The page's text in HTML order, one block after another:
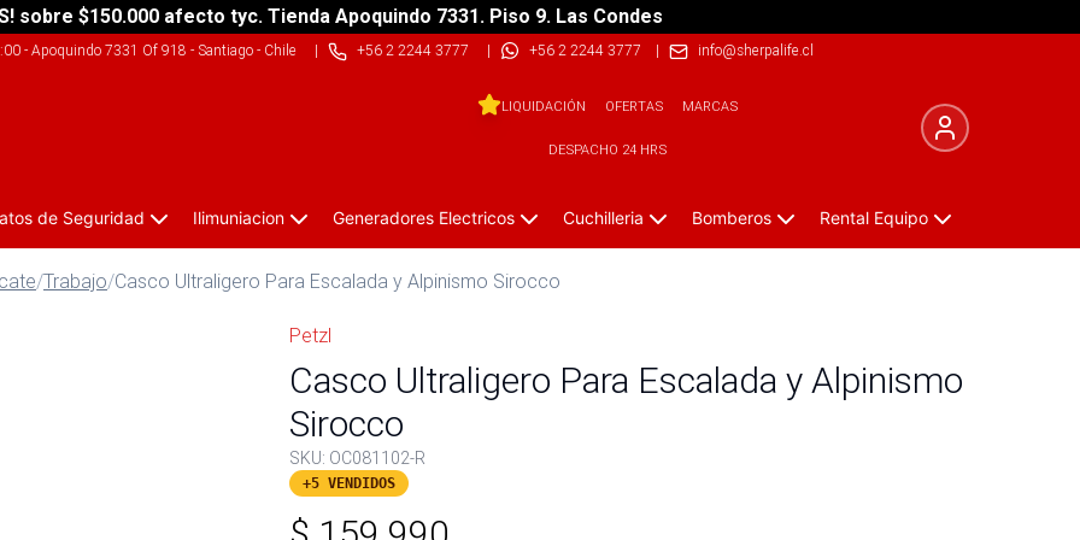
sobre $150.000 afecto tyc. Tienda Apoquindo 7331. Piso 9. Las Condes
- Apoquindo 7331 Of 918 - Santiago - Chile| +56 2 2244 3777 | +56 2 2244 3777 | info@sherpalife.cl
LIQUIDACIÓN OFERTAS MARCAS
DESPACHO 24 HRS
de Seguridad Ilimuniacion Generadores Electricos Cuchilleria Bomberos Rental Equipo
/Trabajo/Casco Ultraligero Para Escalada y Alpinismo Sirocco
Petzl
Casco Ultraligero Para Escalada y Alpinismo
Sirocco
SKU: OC081102-R
+5 VENDIDOS